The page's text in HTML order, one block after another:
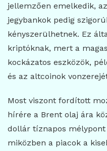
jellemzően emelkedik,
jegybankok pedig
kényszerülhetnek. Ez
kriptóknak, mert a
kockázatos eszközök,
és az altcoinok
Most viszont fordított
hírére a Brent olaj ára
dollár tíznapos
miközben a piacok a